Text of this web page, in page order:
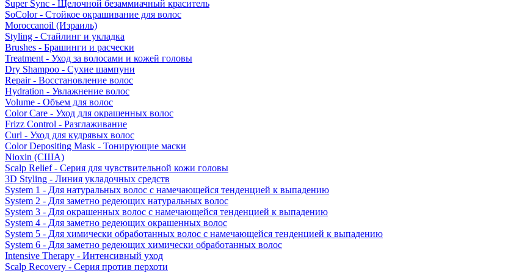
Super Sync - Щелочной безаммиачный краситель
SoColor - Стойкое окрашивание для волос
Moroccanoil (Израиль)
Styling - Стайлинг и укладка
Brushes - Брашинги и расчески
Treatment - Уход за волосами и кожей головы
Dry Shampoo - Сухие шампуни
Repair - Восстановление волос
Hydration - Увлажнение волос
Volume - Объем для волос
Color Care - Уход для окрашенных волос
Frizz Control - Разглаживание
Curl - Уход для кудрявых волос
Color Depositing Mask - Тонирующие маски
Nioxin (США)
Scalp Relief - Серия для чувствительной кожи головы
3D Styling - Линия укладочных средств
System 1 - Для натуральных волос с намечающейся тенденцией к выпадению
System 2 - Для заметно редеющих натуральных волос
System 3 - Для окрашенных волос с намечающейся тенденцией к выпадению
System 4 - Для заметно редеющих окрашенных волос
System 5 - Для химически обработанных волос с намечающейся тенденцией к выпадению
System 6 - Для заметно редеющих химически обработанных волос
Intensive Therapy - Интенсивный уход
Scalp Recovery - Серия против перхоти